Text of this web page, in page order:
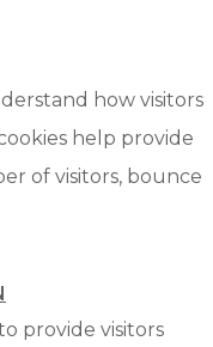
how visitors
help provide
of visitors, bounce
provide visitors